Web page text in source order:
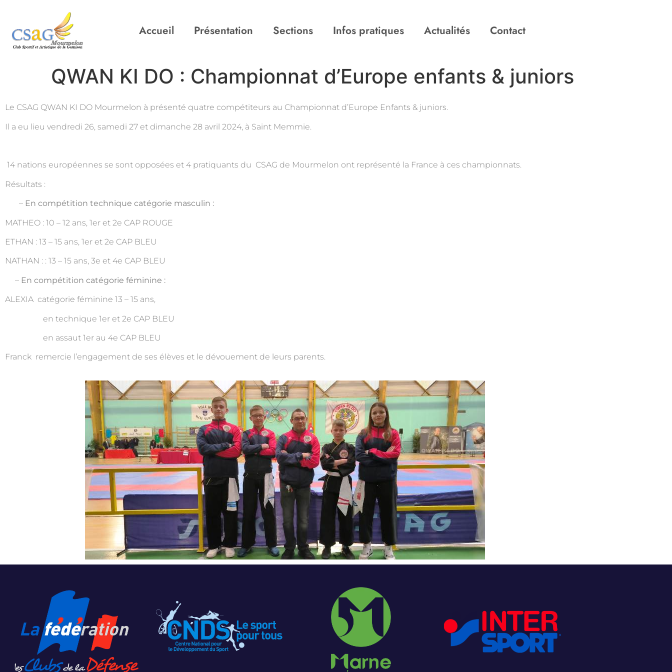
Accueil Présentation Sections Infos pratiques Actualités Contact
QWAN KI DO : Championnat d’Europe enfants & juniors
Le CSAG QWAN KI DO Mourmelon à présenté quatre compétiteurs au Championnat d’Europe Enfants & juniors.
Il a eu lieu vendredi 26, samedi 27 et dimanche 28 avril 2024, à Saint Memmie.
14 nations européennes se sont opposées et 4 pratiquants du CSAG de Mourmelon ont représenté la France à ces championnats.
Résultats :
– En compétition technique catégorie masculin :
MATHEO : 10 – 12 ans, 1er et 2e CAP ROUGE
ETHAN : 13 – 15 ans, 1er et 2e CAP BLEU
NATHAN : : 13 – 15 ans, 3e et 4e CAP BLEU
– En compétition catégorie féminine :
ALEXIA catégorie féminine 13 – 15 ans,
en technique 1er et 2e CAP BLEU
en assaut 1er au 4e CAP BLEU
Franck remercie l’engagement de ses élèves et le dévouement de leurs parents.